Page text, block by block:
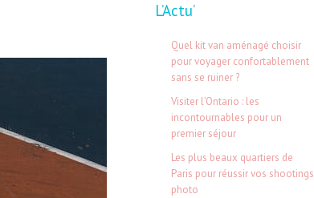
L’Actu’
Quel kit van aménagé choisir
pour voyager confortablement
sans se ruiner ?
Visiter l’Ontario : les
incontournables pour un
premier séjour
Les plus beaux quartiers de
Paris pour réussir vos shootings
photo